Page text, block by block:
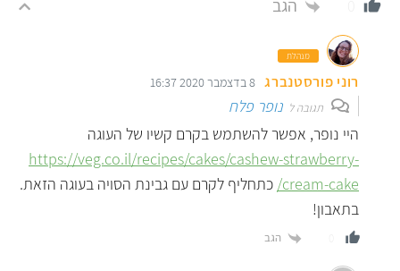
הגב
מנהלת
רוני פורסטנברג 8 בדצמבר 2020 16:37
תגובה ל נופר פלח
היי נופר, אפשר להשתמש בקרם קשיו של העוגה
https://veg.co.il/recipes/cakes/cashew-strawberry-
cream-cake/ כתחליף לקרם עם גבינת הסויה בעוגה הזאת.
בתאבון!
הגב